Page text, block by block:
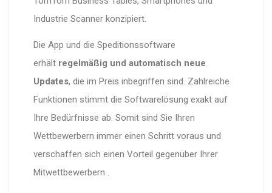
Industrie Scanner konzipiert.
Die App und die Speditionssoftware
erhält regelmäßig und automatisch neue
Updates, die im Preis inbegriffen sind. Zahlreiche
Funktionen stimmt die Softwarelösung exakt auf
Ihre Bedürfnisse ab. Somit sind Sie Ihren
Wettbewerbern immer einen Schritt voraus und
verschaffen sich einen Vorteil gegenüber Ihrer
Mitwettbewerbern .